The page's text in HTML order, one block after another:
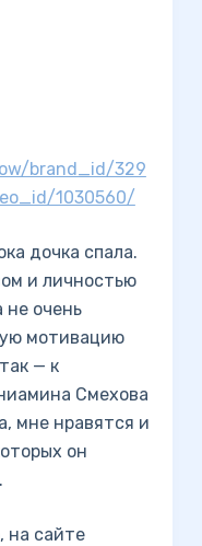
brand_id/329
1030560/
дочка спала.
и личностью
не очень
мотивацию
— к
Смехова
мне нравятся и
он
на сайте